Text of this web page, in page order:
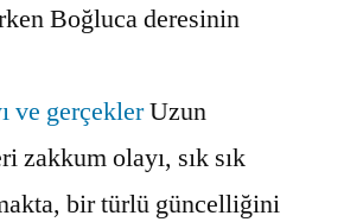
Boğluca deresinin
ve gerçeklerUzun
zakkum olayı, sık sık
bir türlü güncelliğini